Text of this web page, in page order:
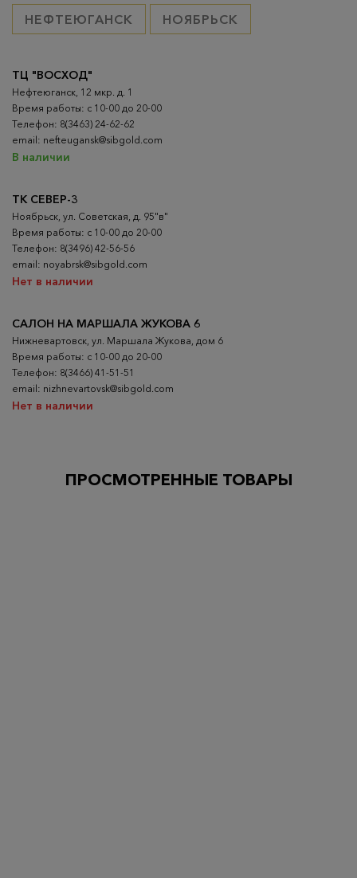
НЕФТЕЮГАНСК НОЯБРЬСК
ТК СЕВЕР-3
Ноябрьск, ул. Советская, д. 95"в"
Время работы: с 10-00 до 20-00
Телефон: 8(3496) 42-56-56
email: noyabrsk@sibgold.com
Нет в наличии
ТЦ "ВОСХОД"
Нефтеюганск, 12 мкр. д. 1
Время работы: с 10-00 до 20-00
Телефон: 8(3463) 24-62-62
email: nefteugansk@sibgold.com
В наличии
САЛОН НА МАРШАЛА ЖУКОВА 6
Нижневартовск, ул. Маршала Жукова, дом 6
Время работы: с 10-00 до 20-00
Телефон: 8(3466) 41-51-51
email: nizhnevartovsk@sibgold.com
Нет в наличии
ПРОСМОТРЕННЫЕ ТОВАРЫ